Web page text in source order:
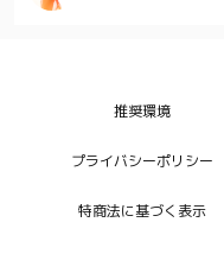
推奨環境
プライバシーポリシー
特商法に基づく表示